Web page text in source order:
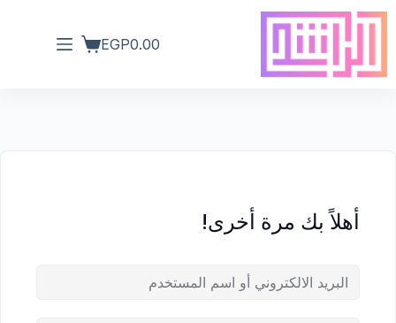
EGP0.00
أهلاً بك مرة أخرى!